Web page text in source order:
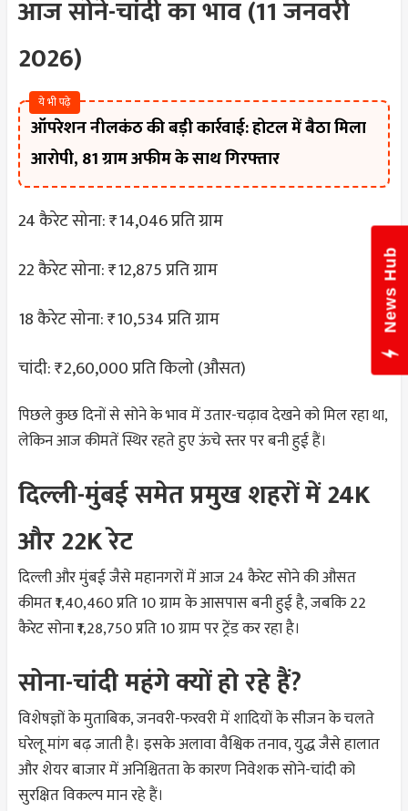
आज सोने-चांदी का भाव (11 जनवरी
2026)
ये भी पढ़े
ऑपरेशन नीलकंठ की बड़ी कार्रवाई: होटल में बैठा मिला
आरोपी, 81 ग्राम अफीम के साथ गिरफ्तार
24 कैरेट सोना: ₹14,046 प्रति ग्राम
22 कैरेट सोना: ₹12,875 प्रति ग्राम
18 कैरेट सोना: ₹10,534 प्रति ग्राम
चांदी: ₹2,60,000 प्रति किलो (औसत)
पिछले कुछ दिनों से सोने के भाव में उतार-चढ़ाव देखने को मिल रहा था,
लेकिन आज कीमतें स्थिर रहते हुए ऊंचे स्तर पर बनी हुई हैं।
दिल्ली-मुंबई समेत प्रमुख शहरों में 24K
और 22K रेट
दिल्ली और मुंबई जैसे महानगरों में आज 24 कैरेट सोने की औसत
कीमत ₹1,40,460 प्रति 10 ग्राम के आसपास बनी हुई है, जबकि 22
कैरेट सोना ₹1,28,750 प्रति 10 ग्राम पर ट्रेंड कर रहा है।
सोना-चांदी महंगे क्यों हो रहे हैं?
विशेषज्ञों के मुताबिक, जनवरी-फरवरी में शादियों के सीजन के चलते
घरेलू मांग बढ़ जाती है। इसके अलावा वैश्विक तनाव, युद्ध जैसे हालात
और शेयर बाजार में अनिश्चितता के कारण निवेशक सोने-चांदी को
सुरक्षित विकल्प मान रहे हैं।
News Hub